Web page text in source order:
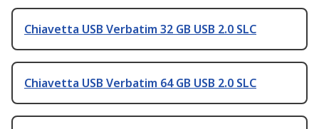
Chiavetta USB Verbatim 32 GB USB 2.0 SLC
Chiavetta USB Verbatim 64 GB USB 2.0 SLC